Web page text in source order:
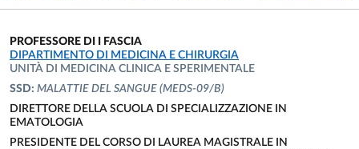
PROFESSORE DI I FASCIA
UNITÀ ORGANIZZATIVA AFFERENTE:
DIPARTIMENTO DI MEDICINA E CHIRURGIA
UNITÀ DI MEDICINA CLINICA E SPERIMENTALE
SSD: MALATTIE DEL SANGUE (MEDS-09/B)
DIRETTORE DELLA SCUOLA DI SPECIALIZZAZIONE IN
EMATOLOGIA
UNITÀ ORGANIZZATIVA AFFERENTE:
PRESIDENTE DEL CORSO DI LAUREA MAGISTRALE IN